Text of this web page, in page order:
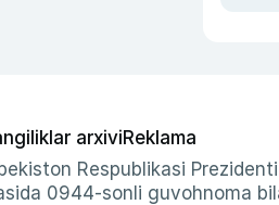
arxiviReklama
Respublikasi
0944-sonli guvohnoma